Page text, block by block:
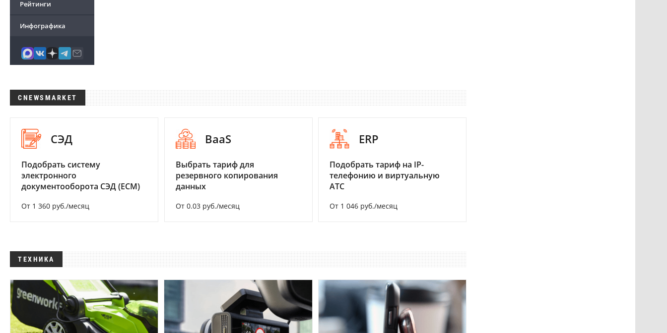
Рейтинги
Инфографика
CNEWSMARKET
СЭД
Подобрать систему
электронного
документооборота СЭД (ECM)
От 1 360 руб./месяц
BaaS
Выбрать тариф для
резервного копирования
данных
От 0.03 руб./месяц
ERP
Подобрать тариф на IP-
телефонию и виртуальную
АТС
От 1 046 руб./месяц
ТЕХНИКА